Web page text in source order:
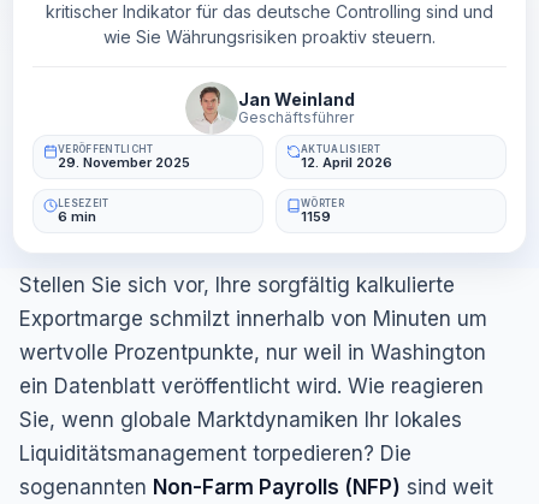
kritischer Indikator für das deutsche Controlling sind und
wie Sie Währungsrisiken proaktiv steuern.
Jan Weinland
Geschäftsführer
VERÖFFENTLICHT
29. November 2025
AKTUALISIERT
12. April 2026
LESEZEIT
6 min
WÖRTER
1159
Stellen Sie sich vor, Ihre sorgfältig kalkulierte
Exportmarge schmilzt innerhalb von Minuten um
wertvolle Prozentpunkte, nur weil in Washington
ein Datenblatt veröffentlicht wird. Wie reagieren
Sie, wenn globale Marktdynamiken Ihr lokales
Liquiditätsmanagement torpedieren? Die
sogenannten Non-Farm Payrolls (NFP) sind weit